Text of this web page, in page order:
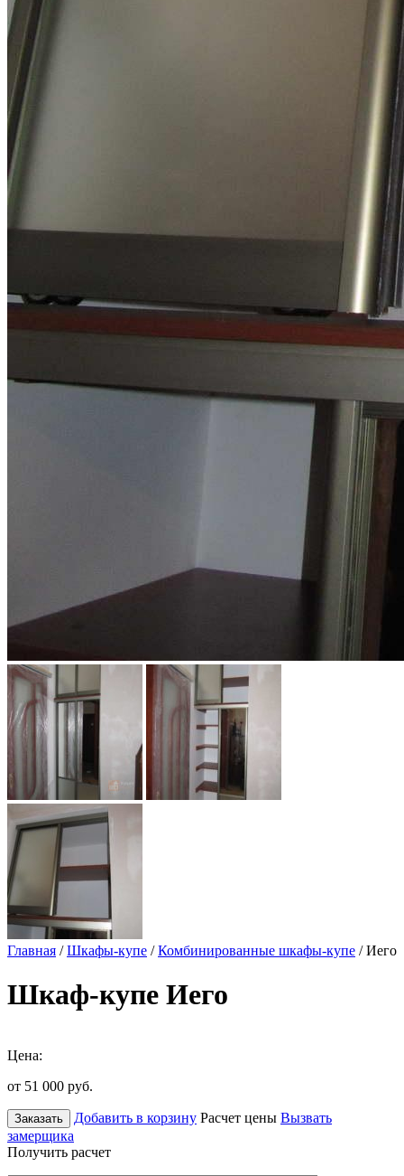
Главная /Шкафы-купе /Комбинированные шкафы-купе / Иего
Шкаф-купе Иего
Цена:
от 51 000 руб.
Заказать Добавить в корзину Расчет цены Вызвать
замерщика
Получить расчет